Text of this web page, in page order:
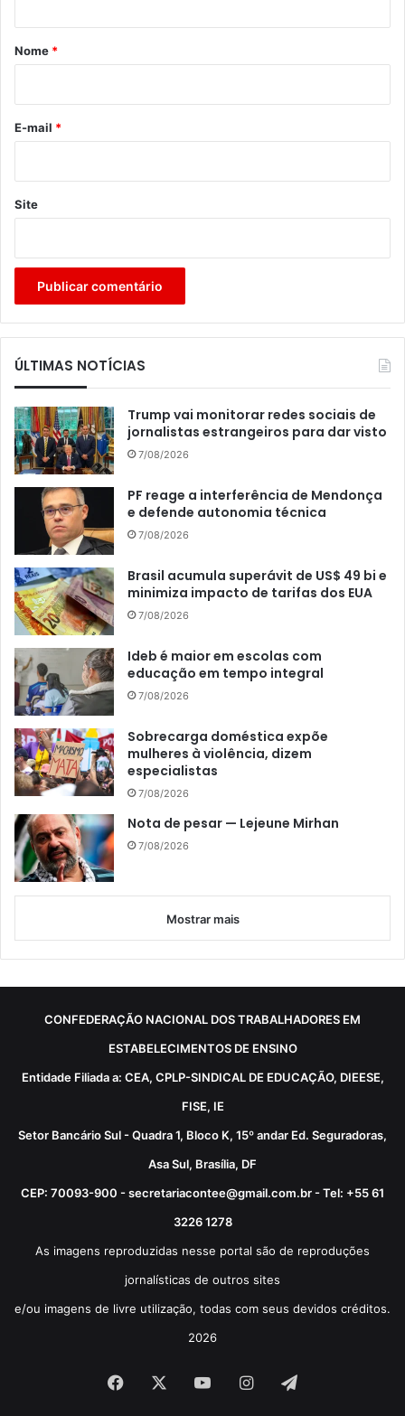
r
*
Nome *
E-mail *
Site
ÚLTIMAS NOTÍCIAS
Trump vai monitorar redes sociais de
jornalistas estrangeiros para dar visto
7/08/2026
PF reage a interferência de Mendonça
e defende autonomia técnica
7/08/2026
Brasil acumula superávit de US$ 49 bi e
minimiza impacto de tarifas dos EUA
7/08/2026
Ideb é maior em escolas com
educação em tempo integral
7/08/2026
Sobrecarga doméstica expõe
mulheres à violência, dizem
especialistas
7/08/2026
Nota de pesar — Lejeune Mirhan
7/08/2026
Mostrar mais
CONFEDERAÇÃO NACIONAL DOS TRABALHADORES EM
ESTABELECIMENTOS DE ENSINO
Entidade Filiada a: CEA, CPLP-SINDICAL DE EDUCAÇÃO, DIEESE,
FISE, IE
Setor Bancário Sul - Quadra 1, Bloco K, 15º andar Ed. Seguradoras,
Asa Sul, Brasília, DF
CEP: 70093-900 - secretariacontee@gmail.com.br - Tel: +55 61
3226 1278
As imagens reproduzidas nesse portal são de reproduções
jornalísticas de outros sites
e/ou imagens de livre utilização, todas com seus devidos créditos.
2026
Facebook YouTubeInstagram